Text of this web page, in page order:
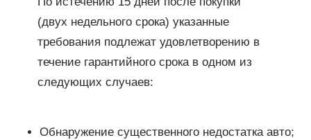
(двух недельного срока) указанные
требования подлежат удовлетворению в
течение гарантийного срока в одном из
следующих случаев:
Обнаружение существенного недостатка авто;